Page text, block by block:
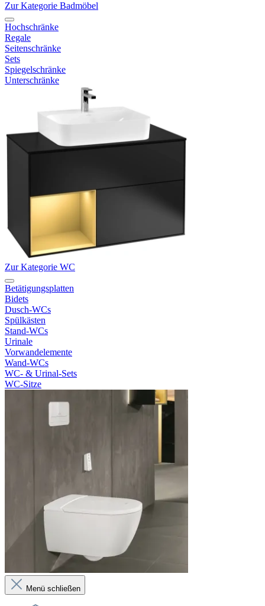
Zur Kategorie Badmöbel
Hochschränke
Regale
Seitenschränke
Sets
Spiegelschränke
Unterschränke
Zur Kategorie WC
Betätigungsplatten
Bidets
Dusch-WCs
Spülkästen
Stand-WCs
Urinale
Vorwandelemente
Wand-WCs
WC- & Urinal-Sets
WC-Sitze
Menü schließen